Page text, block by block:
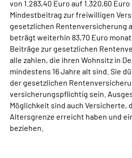
von 1.283,40 Euro auf 1.320,60
Mindestbeitrag zur freiwilligen
gesetzlichen Rentenversicherung
beträgt weiterhin 83,70 Euro
Beiträge zur gesetzlichen
alle zahlen, die ihren Wohnsitz in
mindestens 16 Jahre alt sind. Sie
der gesetzlichen
versicherungspflichtig sein.
Möglichkeit sind auch Versicherte,
Altersgrenze erreicht haben und
beziehen.